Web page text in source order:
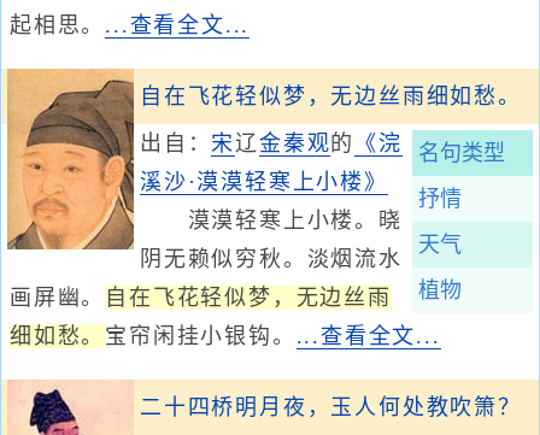
起相思。 ...查看全文...
自在飞花轻似梦，无边丝雨细如愁。
名句类型
抒情
天气
植物
出自：宋辽金秦观的 《浣
溪沙·漠漠轻寒上小楼》
漠漠轻寒上小楼。晓
阴无赖似穷秋。淡烟流水
画屏幽。
自在飞花轻似梦，无边丝雨
细如愁。 宝帘闲挂小银钩。 ...查看全文...
二十四桥明月夜，玉人何处教吹箫？